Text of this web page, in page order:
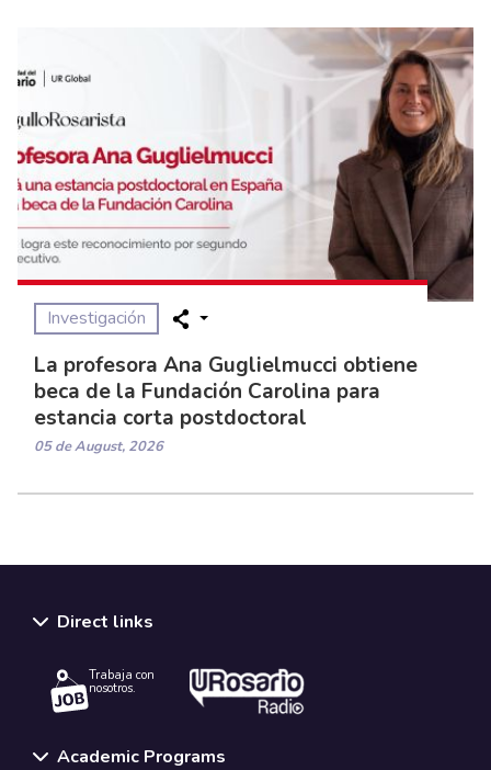
Investigación
La profesora Ana Guglielmucci obtiene
beca de la Fundación Carolina para
estancia corta postdoctoral
05 de August, 2026
Direct links
Trabaja con
nosotros.
Academic Programs